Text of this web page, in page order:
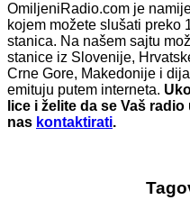
OmiljeniRadio.com je
kojem možete slušati preko
stanica. Na našem sajtu
stanice iz Slovenije,
Crne Gore, Makedonije i
emituju putem interneta.
lice i želite da se Vaš
nas kontaktirati.